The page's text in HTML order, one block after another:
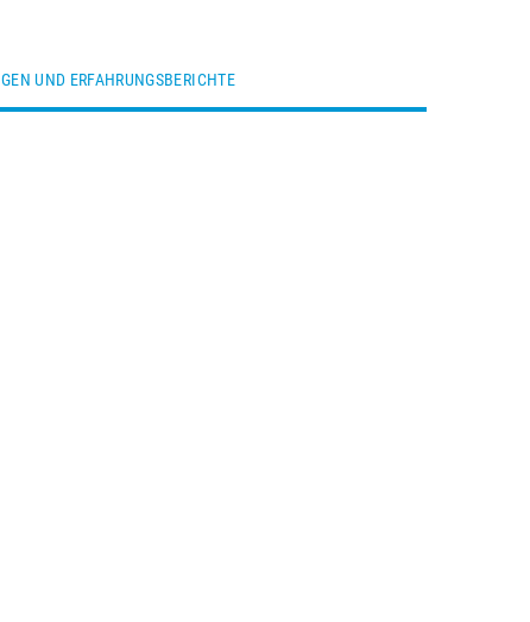
UND ERFAHRUNGSBERICHTE